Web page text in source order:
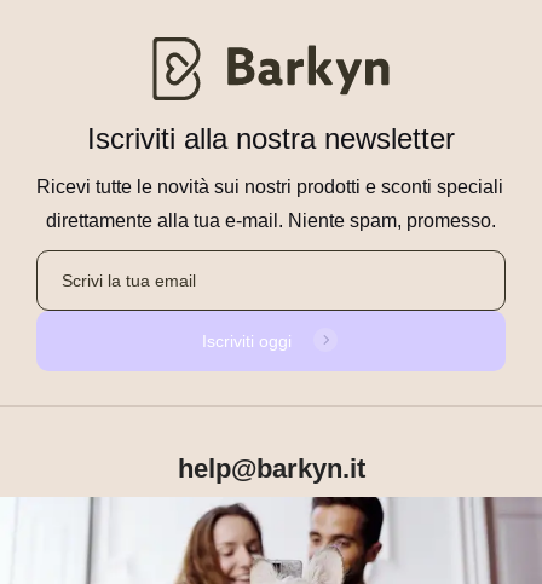
Iscriviti alla nostra newsletter
Ricevi tutte le novità sui nostri prodotti e sconti speciali
direttamente alla tua e-mail. Niente spam, promesso.
Iscriviti oggi
help@barkyn.it